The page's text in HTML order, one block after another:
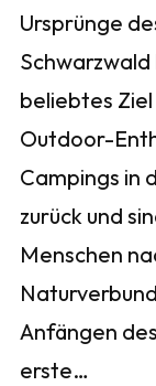
Ursprünge
beliebtes
Outdoor-
Campings in
zurück und
Menschen
Anfängen
erste…